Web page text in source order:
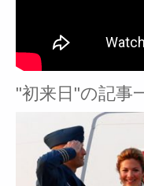
"初来日"の記事